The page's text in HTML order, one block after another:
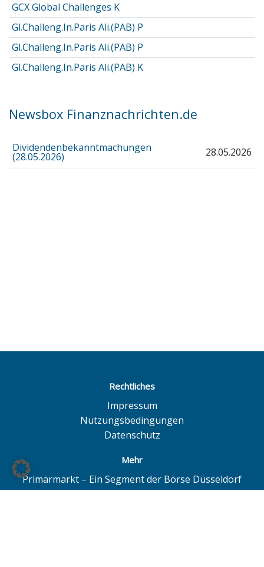
GCX Global Challenges K
Gl.Challeng.In.Paris Ali.(PAB) P
Gl.Challeng.In.Paris Ali.(PAB) P
Gl.Challeng.In.Paris Ali.(PAB) K
Newsbox Finanznachrichten.de
Dividendenbekanntmachungen
(28.05.2026) 28.05.2026
Rechtliches
Impressum
Nutzungsbedingungen
Datenschutz
Mehr
Primärmarkt – Ein Segment der Börse Düsseldorf
Quotrix – Ein System der Börse Düsseldorf